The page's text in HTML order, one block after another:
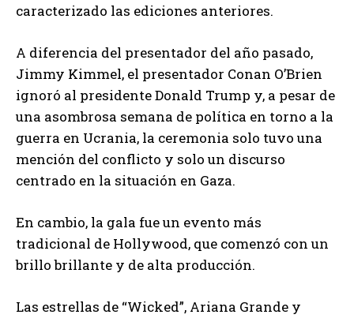
caracterizado las ediciones anteriores.
A diferencia del presentador del año pasado,
Jimmy Kimmel, el presentador Conan O’Brien
ignoró al presidente Donald Trump y, a pesar de
una asombrosa semana de política en torno a la
guerra en Ucrania, la ceremonia solo tuvo una
mención del conflicto y solo un discurso
centrado en la situación en Gaza.
En cambio, la gala fue un evento más
tradicional de Hollywood, que comenzó con un
brillo brillante y de alta producción.
Las estrellas de “Wicked”, Ariana Grande y